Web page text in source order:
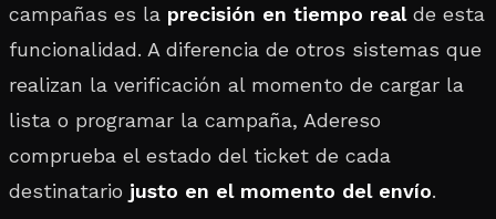
campañas es la precisión en tiempo realde esta
funcionalidad. A diferencia de otros sistemas que
realizan la verificación al momento de cargar la
lista o programar la campaña, Adereso
comprueba el estado del ticket de cada
destinatario justo en el momento del envío.